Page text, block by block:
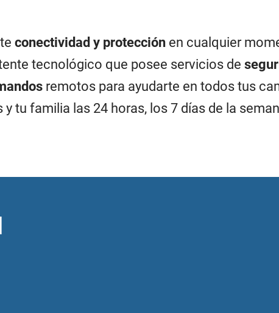
conectividad y protección en cualquier
tecnológico que posee servicios de
remotos para ayudarte en todos tus
tu familia las 24 horas, los 7 días de la